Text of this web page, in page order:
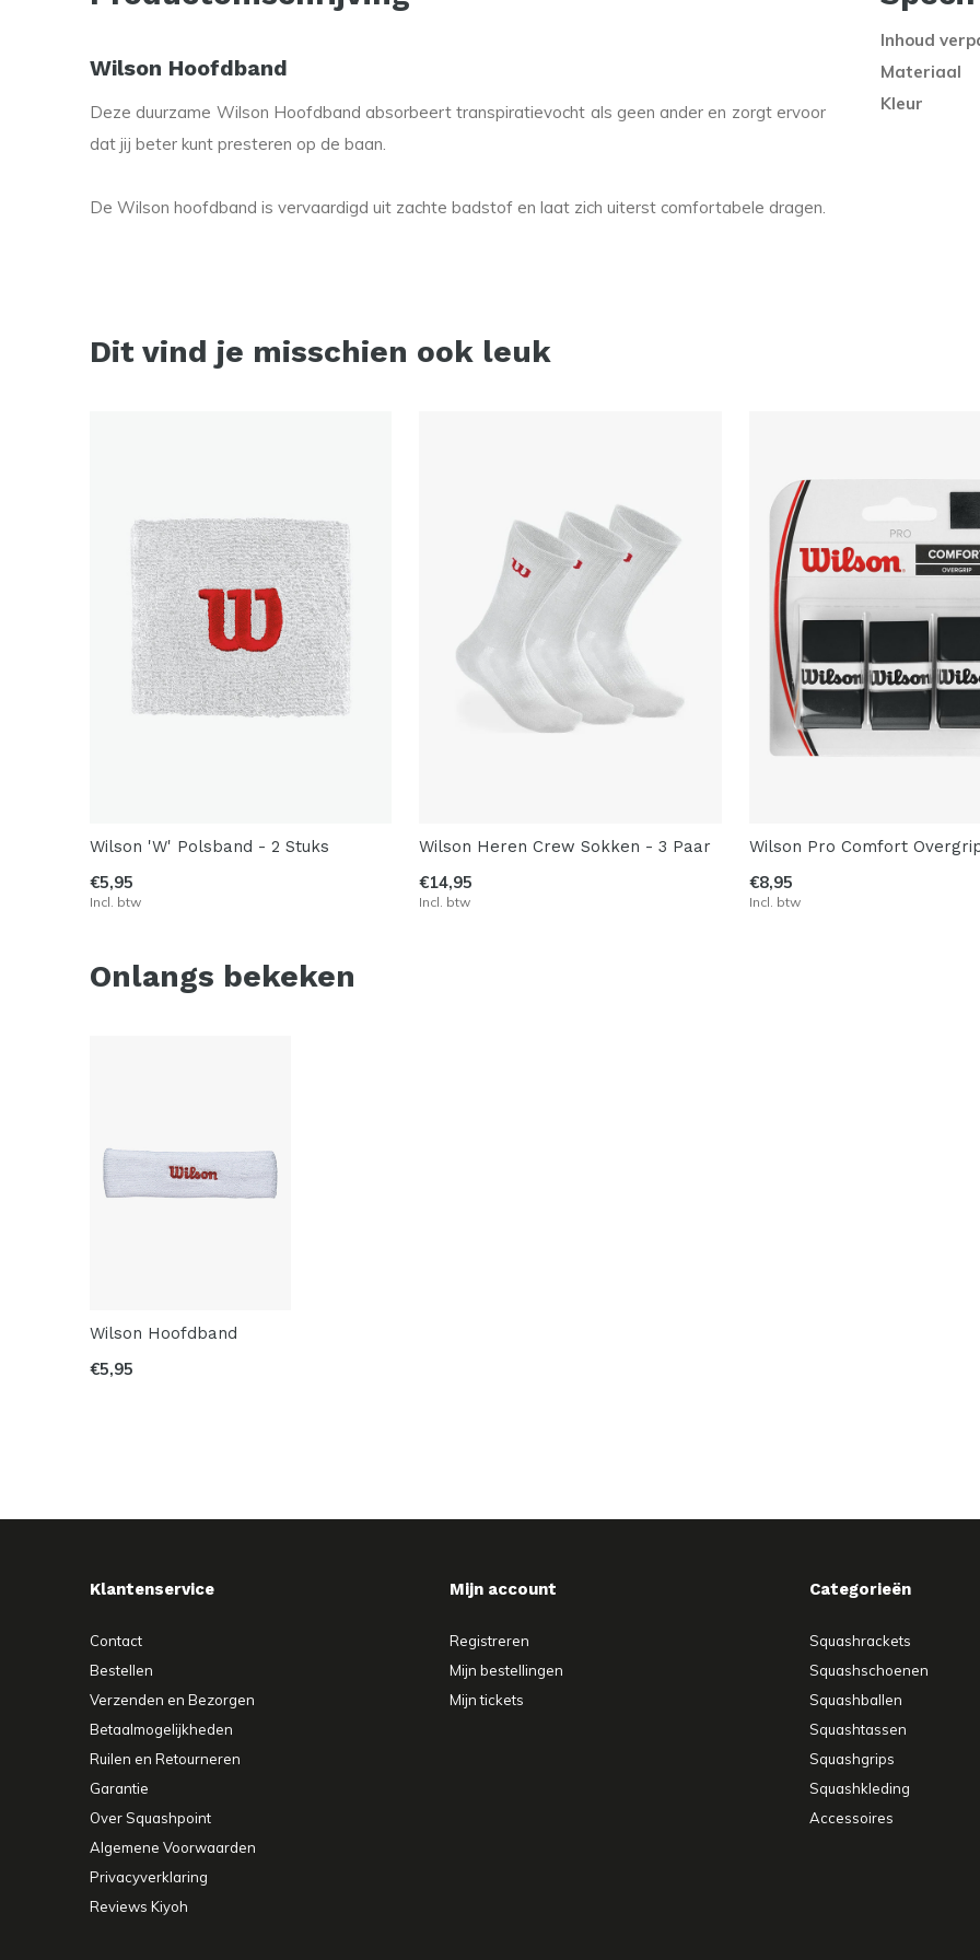
Wilson Hoofdband
Deze duurzame Wilson Hoofdband absorbeert transpiratievocht als geen ander en zorgt ervoor
dat jij beter kunt presteren op de baan.
De Wilson hoofdband is vervaardigd uit zachte badstof en laat zich uiterst comfortabele dragen.
Inhoud
Materiaal
Kleur
Dit vind je misschien ook leuk
Wilson 'W' Polsband - 2 Stuks
€5,95
Incl. btw
Wilson Heren Crew Sokken - 3 Paar
€14,95
Incl. btw
Wilson Pro Comfort
€8,95
Incl. btw
Onlangs bekeken
Wilson Hoofdband
€5,95
Klantenservice
Contact
Bestellen
Verzenden en Bezorgen
Betaalmogelijkheden
Ruilen en Retourneren
Garantie
Over Squashpoint
Algemene Voorwaarden
Privacyverklaring
Reviews Kiyoh
Mijn account
Registreren
Mijn bestellingen
Mijn tickets
Categorieën
Squashrackets
Squashschoenen
Squashballen
Squashtassen
Squashgrips
Squashkleding
Accessoires